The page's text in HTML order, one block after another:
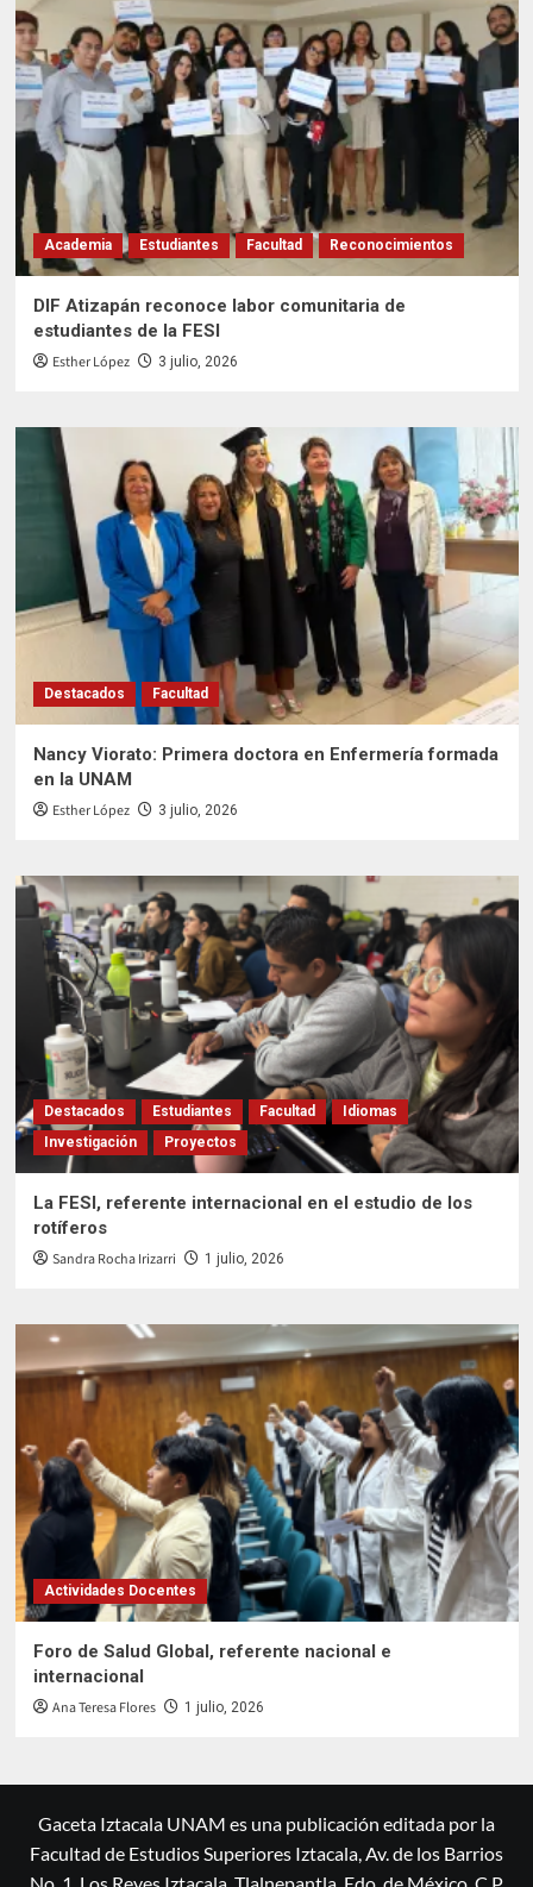
Academia Estudiantes Facultad Reconocimientos
DIF Atizapán reconoce labor comunitaria de
estudiantes de la FESI
Esther López 3 julio, 2026
Destacados Facultad
Nancy Viorato: Primera doctora en Enfermería formada
en la UNAM
Esther López 3 julio, 2026
Destacados Estudiantes Facultad
Idiomas
Investigación
Proyectos
La FESI, referente internacional en el estudio de los
rotíferos
Sandra Rocha Irizarri 1 julio, 2026
Actividades Docentes
Foro de Salud Global, referente nacional e
internacional
Ana Teresa Flores 1 julio, 2026
Gaceta Iztacala UNAM es una publicación editada por la
Facultad de Estudios Superiores Iztacala, Av. de los Barrios